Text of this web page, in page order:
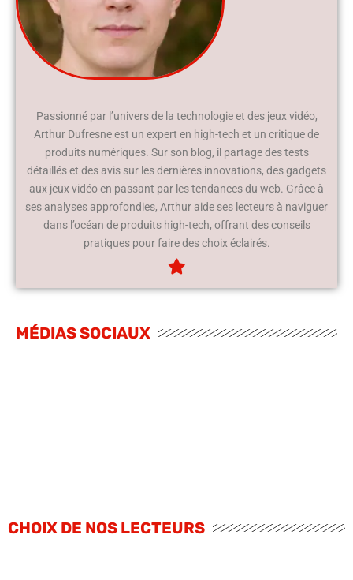
Passionné par l’univers de la technologie et des jeux vidéo,
Arthur Dufresne est un expert en high-tech et un critique de
produits numériques. Sur son blog, il partage des tests
détaillés et des avis sur les dernières innovations, des gadgets
aux jeux vidéo en passant par les tendances du web. Grâce à
ses analyses approfondies, Arthur aide ses lecteurs à naviguer
dans l’océan de produits high-tech, offrant des conseils
pratiques pour faire des choix éclairés.
MÉDIAS SOCIAUX
CHOIX DE NOS LECTEURS